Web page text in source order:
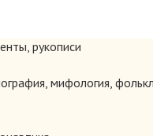
рукописи
мифология,